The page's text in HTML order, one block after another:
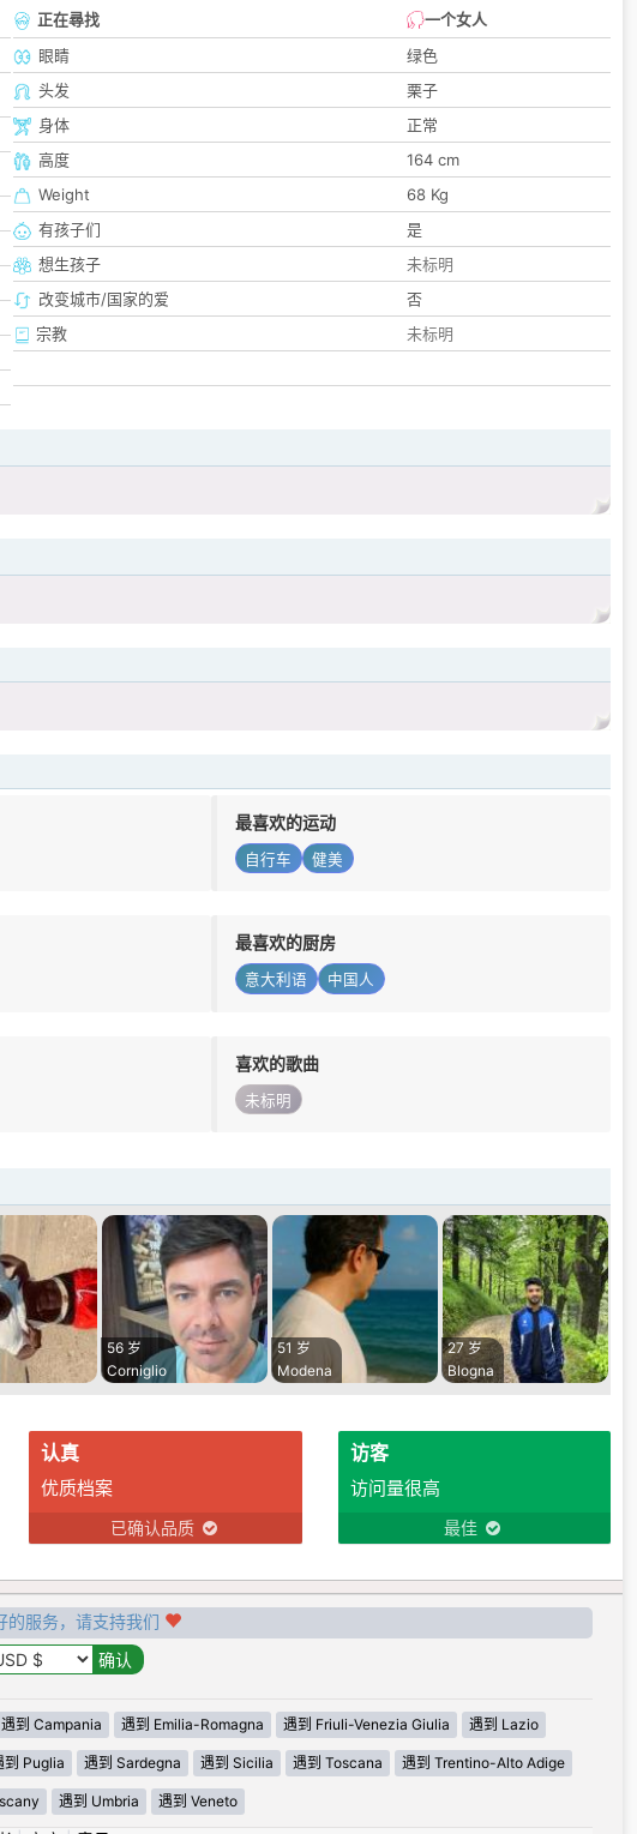
正在尋找
一个女人
眼睛
绿色
头发
栗子
身体
正常
高度
164 cm
Weight
68 Kg
有孩子们
是
想生孩子
未标明
改变城市/国家的爱
否
宗教
未标明
最喜欢的运动
自行车 健美
最喜欢的厨房
意大利语 中国人
喜欢的歌曲
未标明
56 岁
Corniglio
51 岁
Modena
27 岁
Blogna
认真
优质档案
已确认品质
访客
访问量很高
最佳
的服务，请支持我们
遇到 Campania 遇到 Emilia-Romagna 遇到 Friuli-Venezia Giulia 遇到 Lazio
到 Puglia 遇到 Sardegna 遇到 Sicilia 遇到 Toscana 遇到 Trentino-Alto Adige
遇到 Umbria 遇到 Veneto